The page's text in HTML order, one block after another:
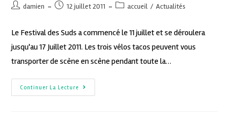
damien 12 juillet 2011 accueil / Actualités
Le Festival des Suds a commencé le 11 juillet et se déroulera
jusqu'au 17 Juillet 2011. Les trois vélos tacos peuvent vous
transporter de scène en scène pendant toute la…
Continuer La Lecture